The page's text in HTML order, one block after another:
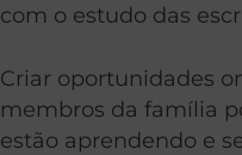
com o estudo das
Criar oportunidades
membros da família
estão aprendendo e